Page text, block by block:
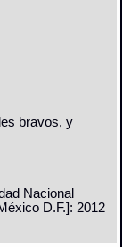
bravos, y
Nacional
D.F.]: 2012